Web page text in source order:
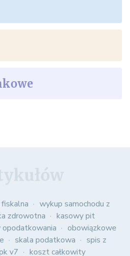
wykup samochodu z
zdrowotna
kasowy pit
opodatkowania
obowiązkowe
skala podatkowa
spis z
v7 koszt całkowity